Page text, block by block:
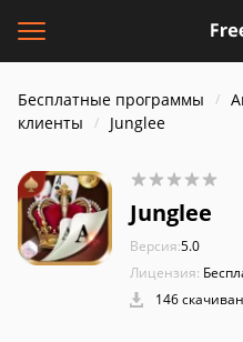
Бесплатные программы
клиенты
Junglee
Junglee
Версия:5.0
Лицензия:
146